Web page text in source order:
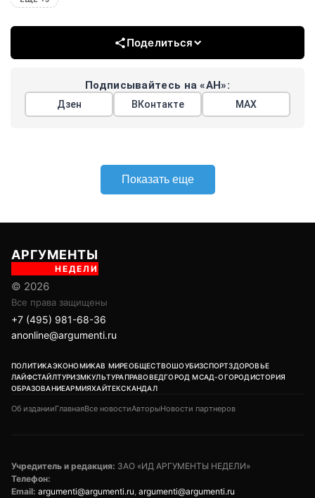
Поделиться
Подписывайтесь на «АН»:
Дзен ВКонтакте МАХ
Показать еще
АРГУМЕНТЫ
НЕДЕЛИ
© 2026
Все права защищены
+7 (495) 981-68-36
anonline@argumenti.ru
ПОЛИТИКАЭКОНОМИКАВ МИРЕОБЩЕСТВОШОУБИЗСПОРТЗДОРОВЬЕ
ЛАЙФСТАЙЛТУРИЗМКУЛЬТУРАПРАВОВЕДГОРОД МСАД-ОГОРОДИСТОРИЯ
ОБРАЗОВАНИЕАРМИЯХАЙТЕКСКАНДАЛ
Об изданииГлавнаяВсе новостиАвторыНовости партнеров
Учредитель и редакция: ЗАО «ИД АРГУМЕНТЫ НЕДЕЛИ»
Телефон:
Email: argumenti@argumenti.ru, argumenti@argumenti.ru